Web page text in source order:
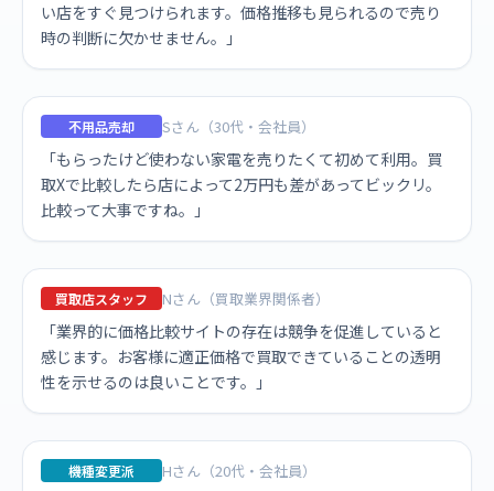
い店をすぐ見つけられます。価格推移も見られるので売り
時の判断に欠かせません。」
不用品売却 Sさん（30代・会社員）
「もらったけど使わない家電を売りたくて初めて利用。買
取Xで比較したら店によって2万円も差があってビックリ。
比較って大事ですね。」
買取店スタッフ Nさん（買取業界関係者）
「業界的に価格比較サイトの存在は競争を促進していると
感じます。お客様に適正価格で買取できていることの透明
性を示せるのは良いことです。」
機種変更派 Hさん（20代・会社員）